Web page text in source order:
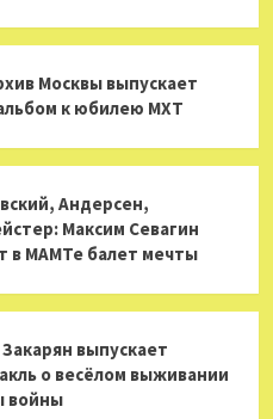
Москвы выпускает
к юбилею МХТ
Андерсен,
Максим Севагин
в МАМТе балет мечты
выпускает
о весёлом выживании
войны